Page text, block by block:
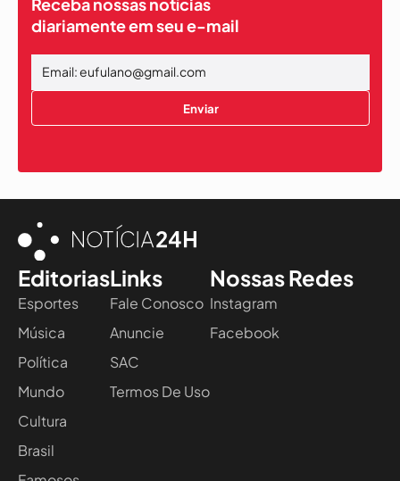
diariamente em seu e-mail
Enviar
Editorias
Esportes
Música
Política
Mundo
Cultura
Brasil
Links
Fale Conosco
Anuncie
SAC
Termos De Uso
Nossas Redes
Instagram
Facebook